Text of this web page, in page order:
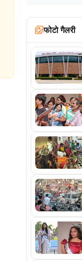
फोटो गैलरी